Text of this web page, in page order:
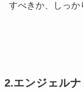
すべきか、しっか
2.エンジェル